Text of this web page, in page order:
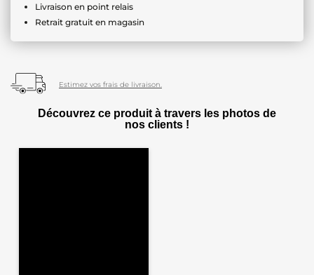
Livraison en point relais
Retrait gratuit en magasin
Estimez vos frais de livraison.
Découvrez ce produit à travers les photos de
nos clients !